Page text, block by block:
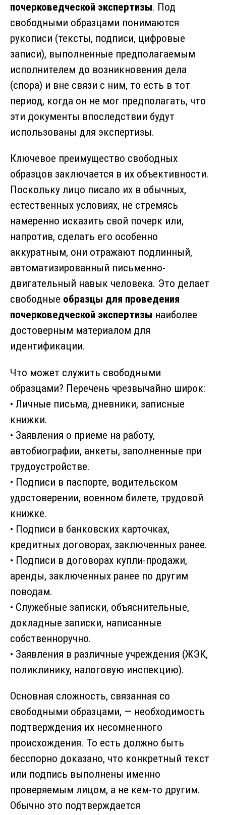
почерковедческой экспертизы. Под
свободными образцами понимаются
рукописи (тексты, подписи, цифровые
записи), выполненные предполагаемым
исполнителем до возникновения дела
(спора) и вне связи с ним, то есть в тот
период, когда он не мог предполагать, что
эти документы впоследствии будут
использованы для экспертизы.
Ключевое преимущество свободных
образцов заключается в их объективности.
Поскольку лицо писало их в обычных,
естественных условиях, не стремясь
намеренно исказить свой почерк или,
напротив, сделать его особенно
аккуратным, они отражают подлинный,
автоматизированный письменно-
двигательный навык человека. Это делает
свободные образцы для проведения
почерковедческой экспертизы наиболее
достоверным материалом для
идентификации.
Что может служить свободными
образцами? Перечень чрезвычайно широк:
• Личные письма, дневники, записные
книжки.
• Заявления о приеме на работу,
автобиографии, анкеты, заполненные при
трудоустройстве.
• Подписи в паспорте, водительском
удостоверении, военном билете, трудовой
книжке.
• Подписи в банковских карточках,
кредитных договорах, заключенных ранее.
• Подписи в договорах купли-продажи,
аренды, заключенных ранее по другим
поводам.
• Служебные записки, объяснительные,
докладные записки, написанные
собственноручно.
• Заявления в различные учреждения (ЖЭК,
поликлинику, налоговую инспекцию).
Основная сложность, связанная со
свободными образцами, — необходимость
подтверждения их несомненного
происхождения. То есть должно быть
бесспорно доказано, что конкретный текст
или подпись выполнены именно
проверяемым лицом, а не кем-то другим.
Обычно это подтверждается